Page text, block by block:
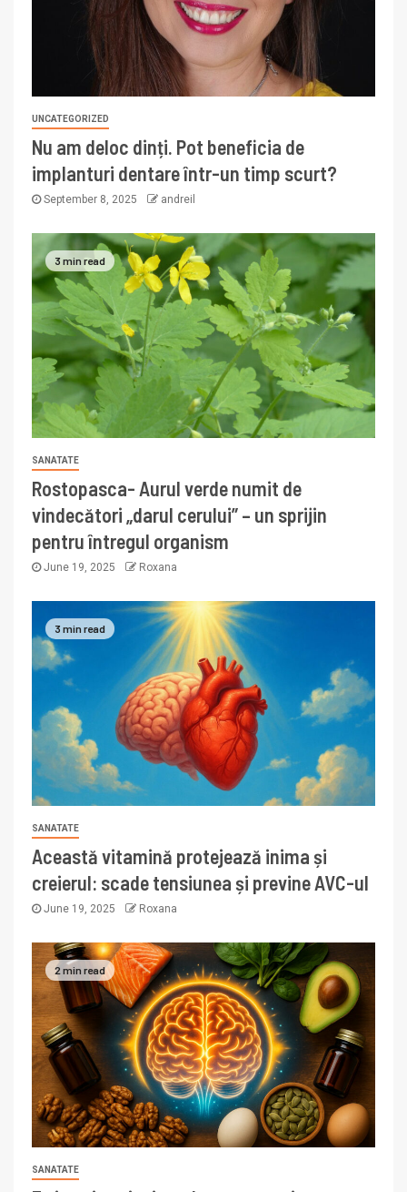
UNCATEGORIZED
Nu am deloc dinți. Pot beneficia de
implanturi dentare într-un timp scurt?
September 8, 2025 andreil
3 min read
SANATATE
Rostopasca- Aurul verde numit de
vindecători „darul cerului” – un sprijin
pentru întregul organism
June 19, 2025 Roxana
3 min read
SANATATE
Această vitamină protejează inima și
creierul: scade tensiunea și previne AVC-ul
June 19, 2025 Roxana
2 min read
SANATATE